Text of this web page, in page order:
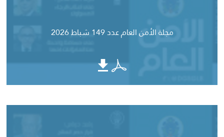
مجلة الأمن العام عدد 149 شباط 2026